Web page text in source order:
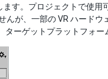
ます。プロジェクトで使用
が、一部の VR ハード
ーゲットプラットフォー